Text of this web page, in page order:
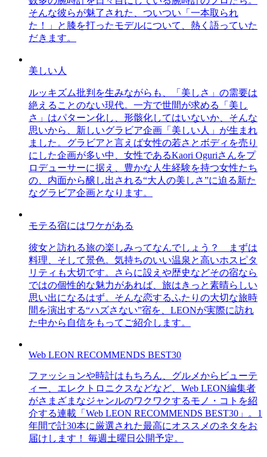
そんな彼らが魅了された、ついつい「一本取られ
た！」と膝を打ったモデルについて、熱く語っていた
だきます。
美しい人
ルッキズム批判を生みながらも、「美しさ」の需要は
絶えることのない現代。一方で世間が求める「美し
さ」はパターン化し、形骸化してはいないか、そんな
思いから、新しいグラビア企画「美しい人」が生まれ
ました。グラビアと言えば女性の若さとボディを売り
にした企画が多い中、女性であるKaori Oguriさんをプ
ロデューサーに据え、豊かな人生経験を持つ女性たち
の、内面から醸し出される“大人の美しさ”に迫る新た
なグラビア企画となります。
モテる宿にはワケがある
彼女と訪れる旅の楽しみってなんでしょう？ まずは
料理、そして景色。気持ちのいい温泉と高いホスピタ
リティも大切です。さらに設えや歴史などその宿なら
ではの個性的な魅力があれば、旅はきっと素晴らしい
思い出になるはず。そんな恋するふたりの大切な旅時
間を演出する“ハズさない”宿を、LEONが実際に訪れ
た中から自信をもってご紹介します。
Web LEON RECOMMENDS BEST30
ファッションや時計はもちろん、グルメからビューテ
ィー、エレクトロニクスなどなど、Web LEON編集者
がさまざまなジャンルのワクワクするモノ・コトを紹
介する連載「Web LEON RECOMMENDS BEST30」。1
年間で計30本に厳選された最高にオススメのネタをお
届けします！ 毎週土曜日公開予定。